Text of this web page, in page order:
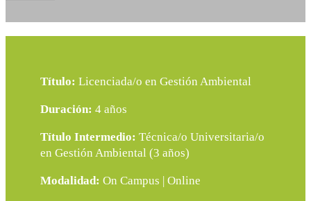
Título: Licenciada/o en Gestión Ambiental
Duración: 4 años
Título Intermedio: Técnica/o Universitaria/o
en Gestión Ambiental (3 años)
Modalidad: On Campus | Online